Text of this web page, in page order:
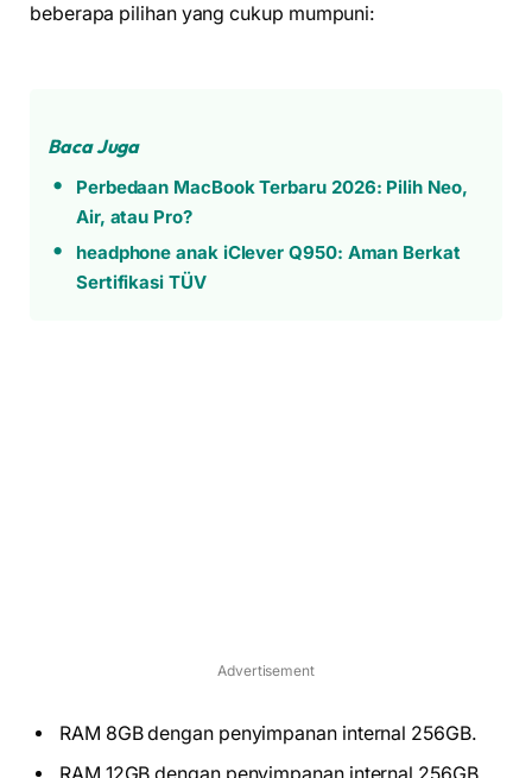
beberapa pilihan yang cukup mumpuni:
Baca Juga
Perbedaan MacBook Terbaru 2026: Pilih Neo,
Air, atau Pro?
headphone anak iClever Q950: Aman Berkat
Sertifikasi TÜV
Advertisement
RAM 8GB dengan penyimpanan internal 256GB.
RAM 12GB dengan penyimpanan internal 256GB.